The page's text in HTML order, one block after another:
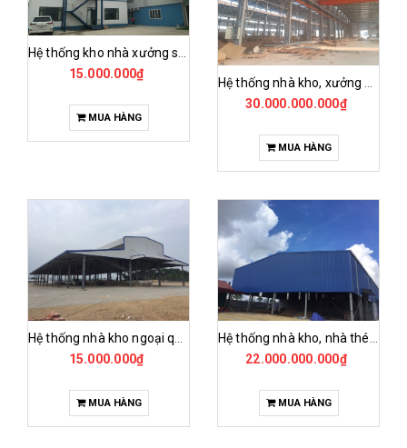
15.000.000₫
MUA HÀNG
Hệ thống nhà kho, xưởng sản xuất inox kế cấu thép
30.000.000.000₫
MUA HÀNG
15.000.000₫
MUA HÀNG
22.000.000.000₫
MUA HÀNG